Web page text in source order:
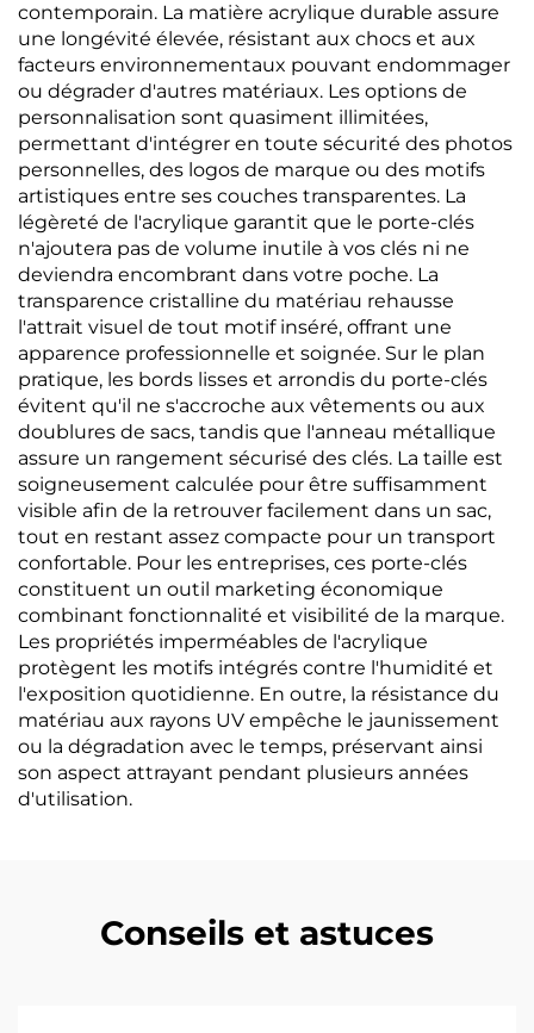
contemporain. La matière acrylique durable assure
une longévité élevée, résistant aux chocs et aux
facteurs environnementaux pouvant endommager
ou dégrader d'autres matériaux. Les options de
personnalisation sont quasiment illimitées,
permettant d'intégrer en toute sécurité des photos
personnelles, des logos de marque ou des motifs
artistiques entre ses couches transparentes. La
légèreté de l'acrylique garantit que le porte-clés
n'ajoutera pas de volume inutile à vos clés ni ne
deviendra encombrant dans votre poche. La
transparence cristalline du matériau rehausse
l'attrait visuel de tout motif inséré, offrant une
apparence professionnelle et soignée. Sur le plan
pratique, les bords lisses et arrondis du porte-clés
évitent qu'il ne s'accroche aux vêtements ou aux
doublures de sacs, tandis que l'anneau métallique
assure un rangement sécurisé des clés. La taille est
soigneusement calculée pour être suffisamment
visible afin de la retrouver facilement dans un sac,
tout en restant assez compacte pour un transport
confortable. Pour les entreprises, ces porte-clés
constituent un outil marketing économique
combinant fonctionnalité et visibilité de la marque.
Les propriétés imperméables de l'acrylique
protègent les motifs intégrés contre l'humidité et
l'exposition quotidienne. En outre, la résistance du
matériau aux rayons UV empêche le jaunissement
ou la dégradation avec le temps, préservant ainsi
son aspect attrayant pendant plusieurs années
d'utilisation.
Conseils et astuces